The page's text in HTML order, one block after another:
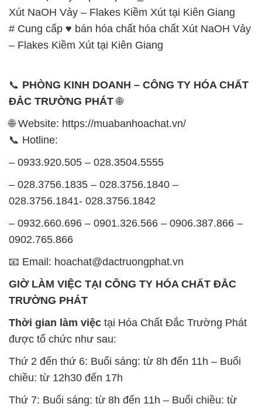
Xút NaOH Vảy – Flakes Kiềm Xút tại Kiên Giang
# Cung cấp ♥ bán hóa chất hóa chất Xút NaOH Vảy
– Flakes Kiềm Xút tại Kiên Giang
📞 PHÒNG KINH DOANH – CÔNG TY HÓA CHẤT
ĐẮC TRƯỜNG PHÁT🌐
🌐 Website: https://muabanhoachat.vn/
📞 Hotline:
– 0933.920.505 – 028.3504.5555
– 028.3756.1835 – 028.3756.1840 –
028.3756.1841- 028.3756.1842
– 0932.660.696 – 0901.326.566 – 0906.387.866 –
0902.765.866
📧 Email: hoachat@dactruongphat.vn
GIỜ LÀM VIỆC TẠI CÔNG TY HÓA CHẤT ĐẮC
TRƯỜNG PHÁT
Thời gian làm việc tại Hóa Chất Đắc Trường Phát
được tổ chức như sau:
Thứ 2 đến thứ 6: Buổi sáng: từ 8h đến 11h – Buổi
chiều: từ 12h30 đến 17h
Thứ 7: Buổi sáng: từ 8h đến 11h – Buổi chiều: từ